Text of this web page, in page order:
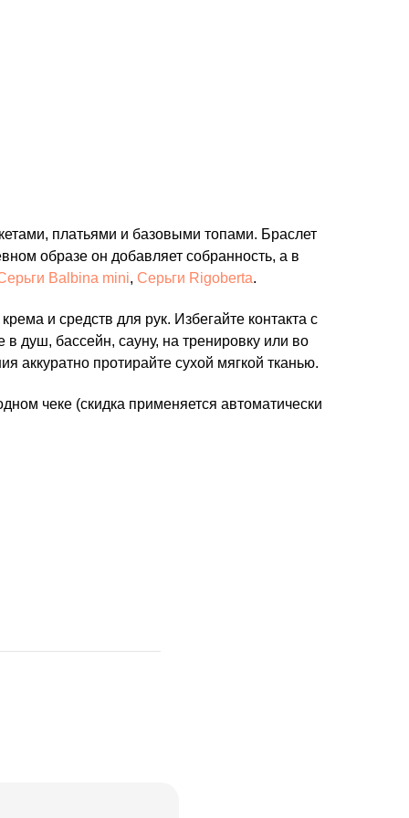
платьями и базовыми топами. Браслет
образе он добавляет собранность, а в
Balbina mini, Серьги Rigoberta.
и средств для рук. Избегайте контакта с
душ, бассейн, сауну, на тренировку или во
аккуратно протирайте сухой мягкой тканью.
чеке (скидка применяется автоматически